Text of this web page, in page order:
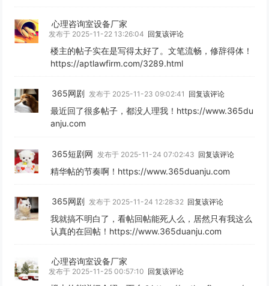
心理咨询室设备厂家
发布于 2025-11-22 13:26:04 回复该评论
楼主的帖子实在是写得太好了。文笔流畅，修辞得体！
https://aptlawfirm.com/3289.html
365网剧 发布于 2025-11-23 09:02:41 回复该评论
最近回了很多帖子，都没人理我！https://www.365du
anju.com
365短剧网 发布于 2025-11-24 07:02:43 回复该评论
精华帖的节奏啊！https://www.365duanju.com
365网剧 发布于 2025-11-24 12:28:32 回复该评论
我就搞不明白了，看帖回帖能死人么，居然只有我这么
认真的在回帖！https://www.365duanju.com
心理咨询室设备厂家
发布于 2025-11-25 00:57:10 回复该评论